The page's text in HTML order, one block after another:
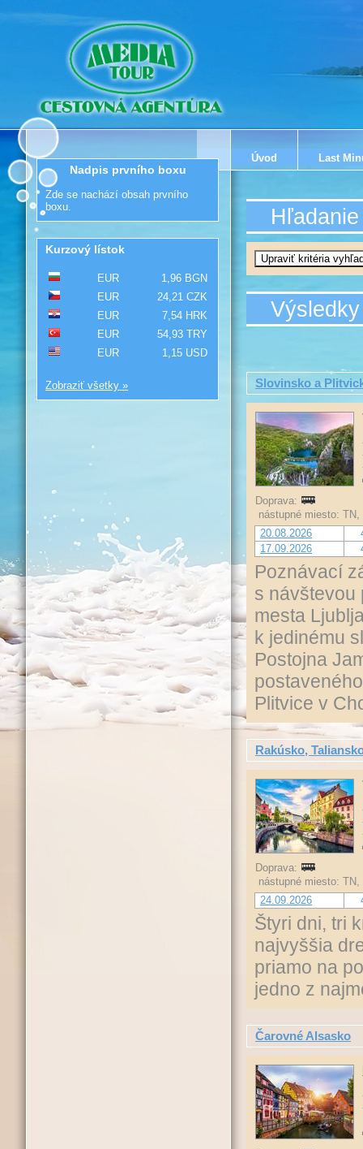
Úvod Last
Slovinsko a
Doprava:
nástupné miesto:
20.08.2026
17.09.2026
Poznávací
s návštevou
mesta
k jedinému
Postojna
Plitvice v
Rakúsko,
Doprava:
nástupné miesto:
24.09.2026
Štyri dni, tri
najvyššia
priamo na
jedno z
Čarovné Alsasko
Nadpis prvního boxu
Zde se nachází obsah prvního
boxu.
Kurzový lístok
EUR
1,96 BGN
EUR
24,21 CZK
EUR
7,54 HRK
EUR
54,93 TRY
EUR
1,15 USD
Zobraziť všetky »